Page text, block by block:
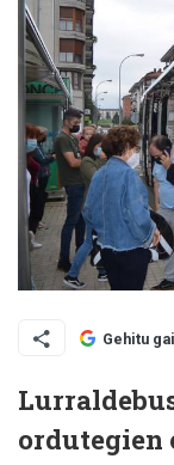
Gehitu
ordutegien